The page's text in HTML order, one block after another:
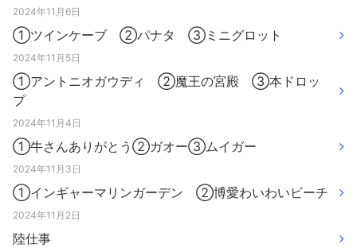
2024年11月6日
①ツインケーブ ②パナタ ③ミニグロット
2024年11月5日
①アントニオガウディ ②魔王の宮殿 ③本ドロッ
プ
2024年11月4日
①牛さんありがとう②ガオー③ムイガー
2024年11月3日
①インギャーマリンガーデン ②博愛わいわいビーチ
2024年11月2日
陸仕事